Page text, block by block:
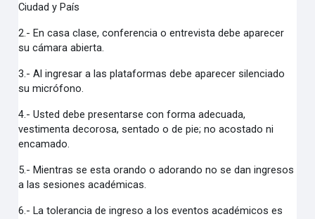
Ciudad y País
2.- En casa clase, conferencia o entrevista debe aparecer
su cámara abierta.
3.- Al ingresar a las plataformas debe aparecer silenciado
su micrófono.
4.- Usted debe presentarse con forma adecuada,
vestimenta decorosa, sentado o de pie; no acostado ni
encamado.
5.- Mientras se esta orando o adorando no se dan ingresos
a las sesiones académicas.
6.- La tolerancia de ingreso a los eventos académicos es